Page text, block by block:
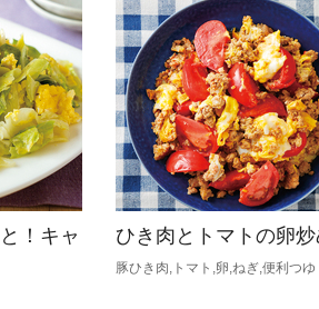
！キャ
ひき肉とトマトの卵炒
豚ひき肉,トマト,卵,ねぎ,便利つゆ